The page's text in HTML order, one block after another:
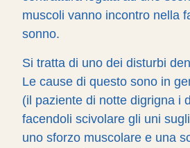
muscoli vanno incontro nella
sonno.
Si tratta di uno dei disturbi
Le cause di questo sono in
(il paziente di notte digrigna i
facendoli scivolare gli uni
uno sforzo muscolare e una